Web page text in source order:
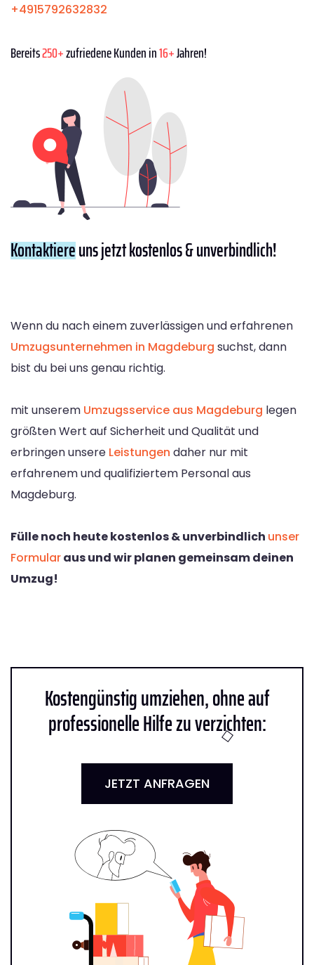
+4915792632832
Bereits250+zufriedene Kunden in16+Jahren!
Kontaktiereuns jetzt kostenlos & unverbindlich!
Wenn du nach einem zuverlässigen und erfahrenen
Umzugsunternehmen in Magdeburg suchst, dann
bist du bei uns genau richtig.
mit unserem Umzugsservice aus Magdeburg legen
größten Wert auf Sicherheit und Qualität und
erbringen unsere Leistungen daher nur mit
erfahrenem und qualifiziertem Personal aus
Magdeburg.
Fülle noch heute kostenlos & unverbindlich unser
Formularaus und wir planen gemeinsam deinen
Umzug!
Kostengünstig umziehen, ohne auf
professionelle Hilfe zu verzichten:
JETZT ANFRAGEN